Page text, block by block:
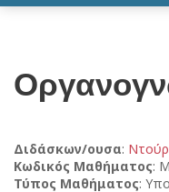
Διδάσκων/ουσα:
Κωδικός Μαθήματος:
Τύπος Μαθήματος: